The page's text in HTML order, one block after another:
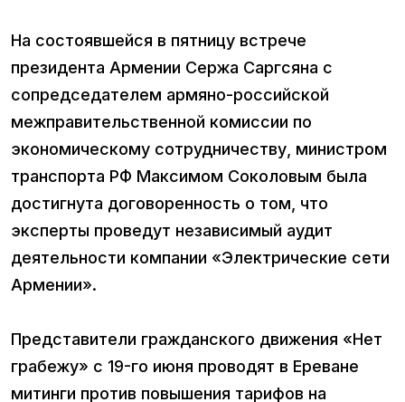
На состоявшейся в пятницу встрече
президента Армении Сержа Саргсяна с
сопредседателем армяно-российской
межправительственной комиссии по
экономическому сотрудничеству, министром
транспорта РФ Максимом Соколовым была
достигнута договоренность о том, что
эксперты проведут независимый аудит
деятельности компании «Электрические сети
Армении».
Представители гражданского движения «Нет
грабежу» с 19-го июня проводят в Ереване
митинги против повышения тарифов на